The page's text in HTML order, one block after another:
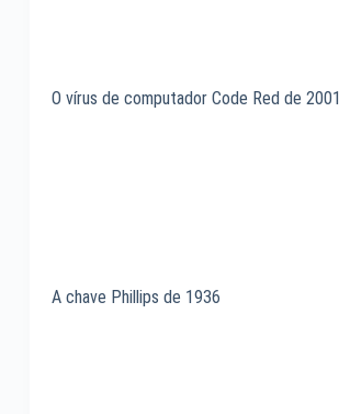
O vírus de computador Code Red de 2001
A chave Phillips de 1936